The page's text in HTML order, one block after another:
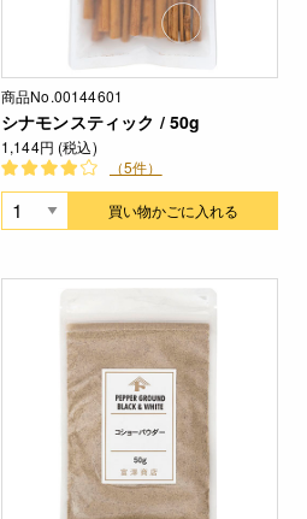
商品No.00144601
シナモンスティック / 50g
1,144円 (税込)
（5件）
買い物かごに入れる